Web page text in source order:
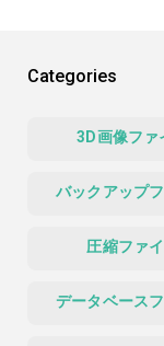
Categories
3D画像ファ
バックアップ
圧縮ファ
データベース